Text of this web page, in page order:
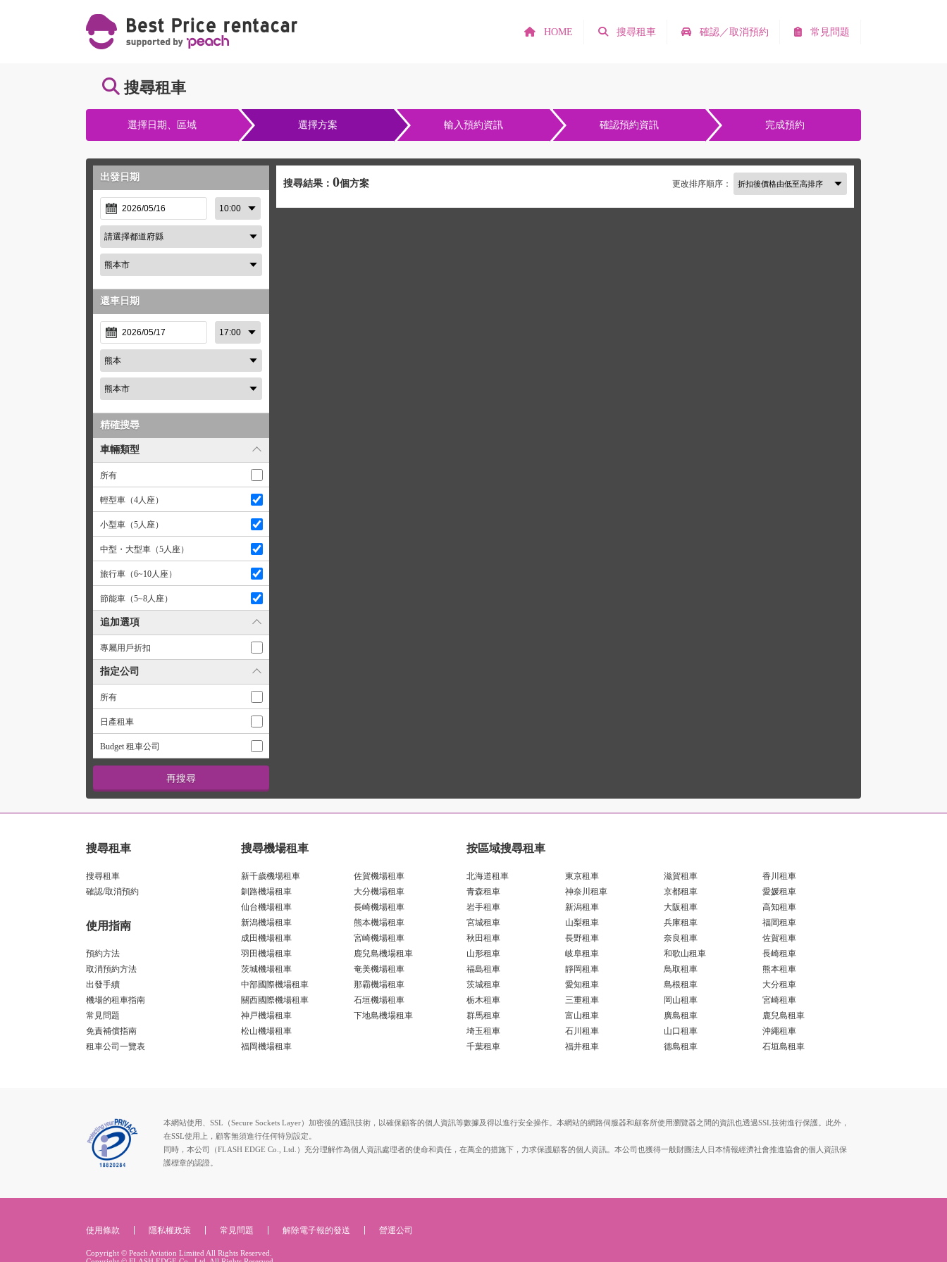
常見問題
確認／取消預約
搜尋租車
HOME
搜尋租車
選擇日期、區域 選擇方案 輸入預約資訊 確認預約資訊 完成預約
出發日期
還車日期
精確搜尋
車輛類型
所有
輕型車（4人座）
小型車（5人座）
中型・大型車（5人座）
旅行車（6~10人座）
節能車（5~8人座）
追加選項
專屬用戶折扣
指定公司
所有
日產租車
Budget 租車公司
搜尋結果： 0個方案 更改排序順序：
搜尋租車
搜尋租車
確認/取消預約
使用指南
預約方法
取消預約方法
出發手續
機場的租車指南
常見問題
免責補償指南
租車公司一覽表
搜尋機場租車
新千歲機場租車
釧路機場租車
仙台機場租車
新潟機場租車
成田機場租車
羽田機場租車
茨城機場租車
中部國際機場租車
關西國際機場租車
神戸機場租車
松山機場租車
福岡機場租車
佐賀機場租車
大分機場租車
長崎機場租車
熊本機場租車
宮崎機場租車
鹿兒島機場租車
奄美機場租車
那霸機場租車
石垣機場租車
下地島機場租車
按區域搜尋租車
北海道租車
青森租車
岩手租車
宮城租車
秋田租車
山形租車
福島租車
茨城租車
栃木租車
群馬租車
埼玉租車
千葉租車
東京租車
神奈川租車
新潟租車
山梨租車
長野租車
岐阜租車
靜岡租車
愛知租車
三重租車
富山租車
石川租車
福井租車
滋賀租車
京都租車
大阪租車
兵庫租車
奈良租車
和歌山租車
鳥取租車
島根租車
岡山租車
廣島租車
山口租車
德島租車
香川租車
愛媛租車
高知租車
福岡租車
佐賀租車
長崎租車
熊本租車
大分租車
宮崎租車
鹿兒島租車
沖繩租車
石垣島租車
本網站使用、SSL（Secure Sockets Layer）加密後的通訊技術，以確保顧客的個人資訊等數據及得以進行安全操作。本網站的網路伺服器和顧客所使用瀏覽器之間的資訊也透過SSL技術進行保護。此外，
在SSL使用上，顧客無須進行任何特別設定。
同時，本公司（FLASH EDGE Co., Ltd.）充分理解作為個人資訊處理者的使命和責任，在萬全的措施下，力求保護顧客的個人資訊。本公司也獲得一般財團法人日本情報經濟社會推進協會的個人資訊保
護標章的認證。
使用條款 隱私權政策 常見問題 解除電子報的發送 營運公司
Copyright © Peach Aviation Limited All Rights Reserved.